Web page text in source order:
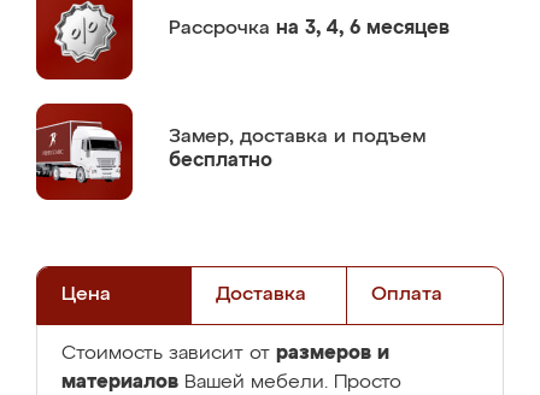
Рассрочка на 3, 4, 6 месяцев
Замер, доставка и подъем
бесплатно
Цена Доставка Оплата
Стоимость зависит от размеров и
материалов Вашей мебели. Просто